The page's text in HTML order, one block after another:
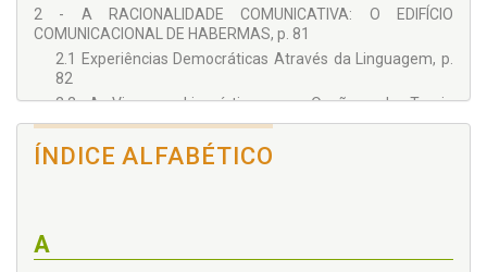
2 - A RACIONALIDADE COMUNICATIVA: O EDIFÍCIO
COMUNICACIONAL DE HABERMAS, p. 81
2.1 Experiências Democráticas Através da Linguagem, p.
82
2.2 A Viragem Linguística e a Opção pela Teoria
Comunicativa: A Fórmula Habermasiana para "Escapar"
da Razão Instrumental, p. 90
2.3 A Racionalidade Comunicativa, p. 98
ÍNDICE ALFABÉTICO
A